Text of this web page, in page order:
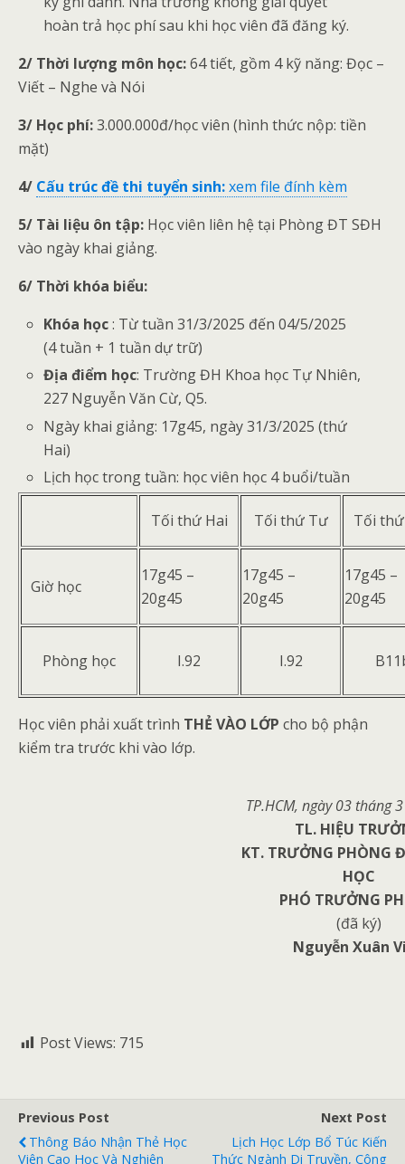
hoàn trả học phí sau khi học viên đã đăng ký.
2/ Thời lượng môn học:64 tiết, gồm 4 kỹ năng: Đọc –
Viết – Nghe và Nói
3/ Học phí:3.000.000đ/học viên (hình thức nộp: tiền
mặt)
4/ Cấu trúc đề thi tuyển sinh:xem file đính kèm
5/ Tài liệu ôn tập: Học viên liên hệ tại Phòng ĐT SĐH
vào ngày khai giảng.
6/ Thời khóa biểu:
Khóa học: Từ tuần 31/3/2025 đến 04/5/2025
(4 tuần + 1 tuần dự trữ)
Địa điểm học: Trường ĐH Khoa học Tự Nhiên,
227 Nguyễn Văn Cừ, Q5.
Ngày khai giảng: 17g45, ngày 31/3/2025 (thứ
Hai)
Lịch học trong tuần: học viên học 4 buổi/tuần
Tối thứ Hai Tối thứ Tư Tối thứ
Giờ học
17g45 –
20g45
17g45 –
20g45
17g45 –
20g45
Phòng học I.92 I.92
Học viên phải xuất trình THẺ VÀO LỚP cho bộ phận
kiểm tra trước khi vào lớp.
TP.HCM, ngày03 tháng3
TL. HIỆU
KT. TRƯỞNG PHÒNG
HỌC
PHÓ TRƯỞNG
(đã ký)
Nguyễn Xuân
Post Views: 715
Previous Post
Thông Báo Nhận Thẻ Học
Viên Cao Học Và Nghiên
Next Post
Lịch Học Lớp Bổ Túc Kiến
Thức Ngành Di Truyền, Công